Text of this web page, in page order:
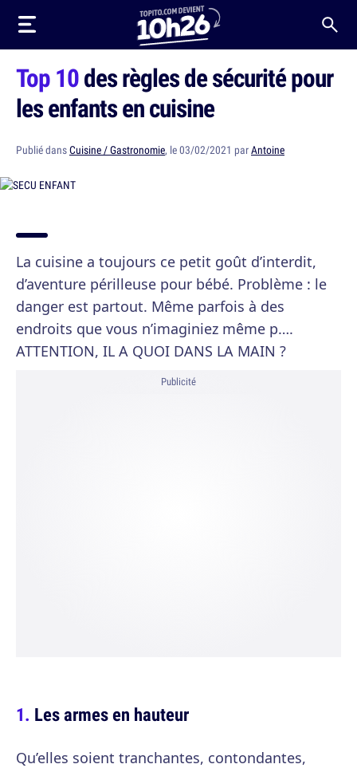
Top 10des règles de sécurité pour
les enfants en cuisine
Publié dansCuisine / Gastronomie, le 03/02/2021 parAntoine
La cuisine a toujours ce petit goût d’interdit,
d’aventure périlleuse pour bébé. Problème : le
danger est partout. Même parfois à des
endroits que vous n’imaginiez même p….
ATTENTION, IL A QUOI DANS LA MAIN ?
Publicité
Les armes en hauteur
Qu’elles soient tranchantes, contondantes,